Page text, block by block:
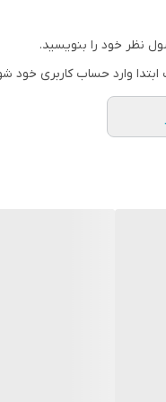
نظر خود را بنویسید.
ابتدا وارد حساب کاربری خود